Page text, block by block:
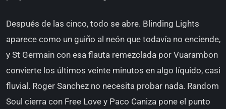
Después de las cinco, todo se abre. Blinding Lights
aparece como un guiño al neón que todavía no enciende,
y St Germain con esa flauta remezclada por Vuarambon
convierte los últimos veinte minutos en algo líquido, casi
fluvial. Roger Sanchez no necesita probar nada. Random
Soul cierra con Free Love y Paco Caniza pone el punto